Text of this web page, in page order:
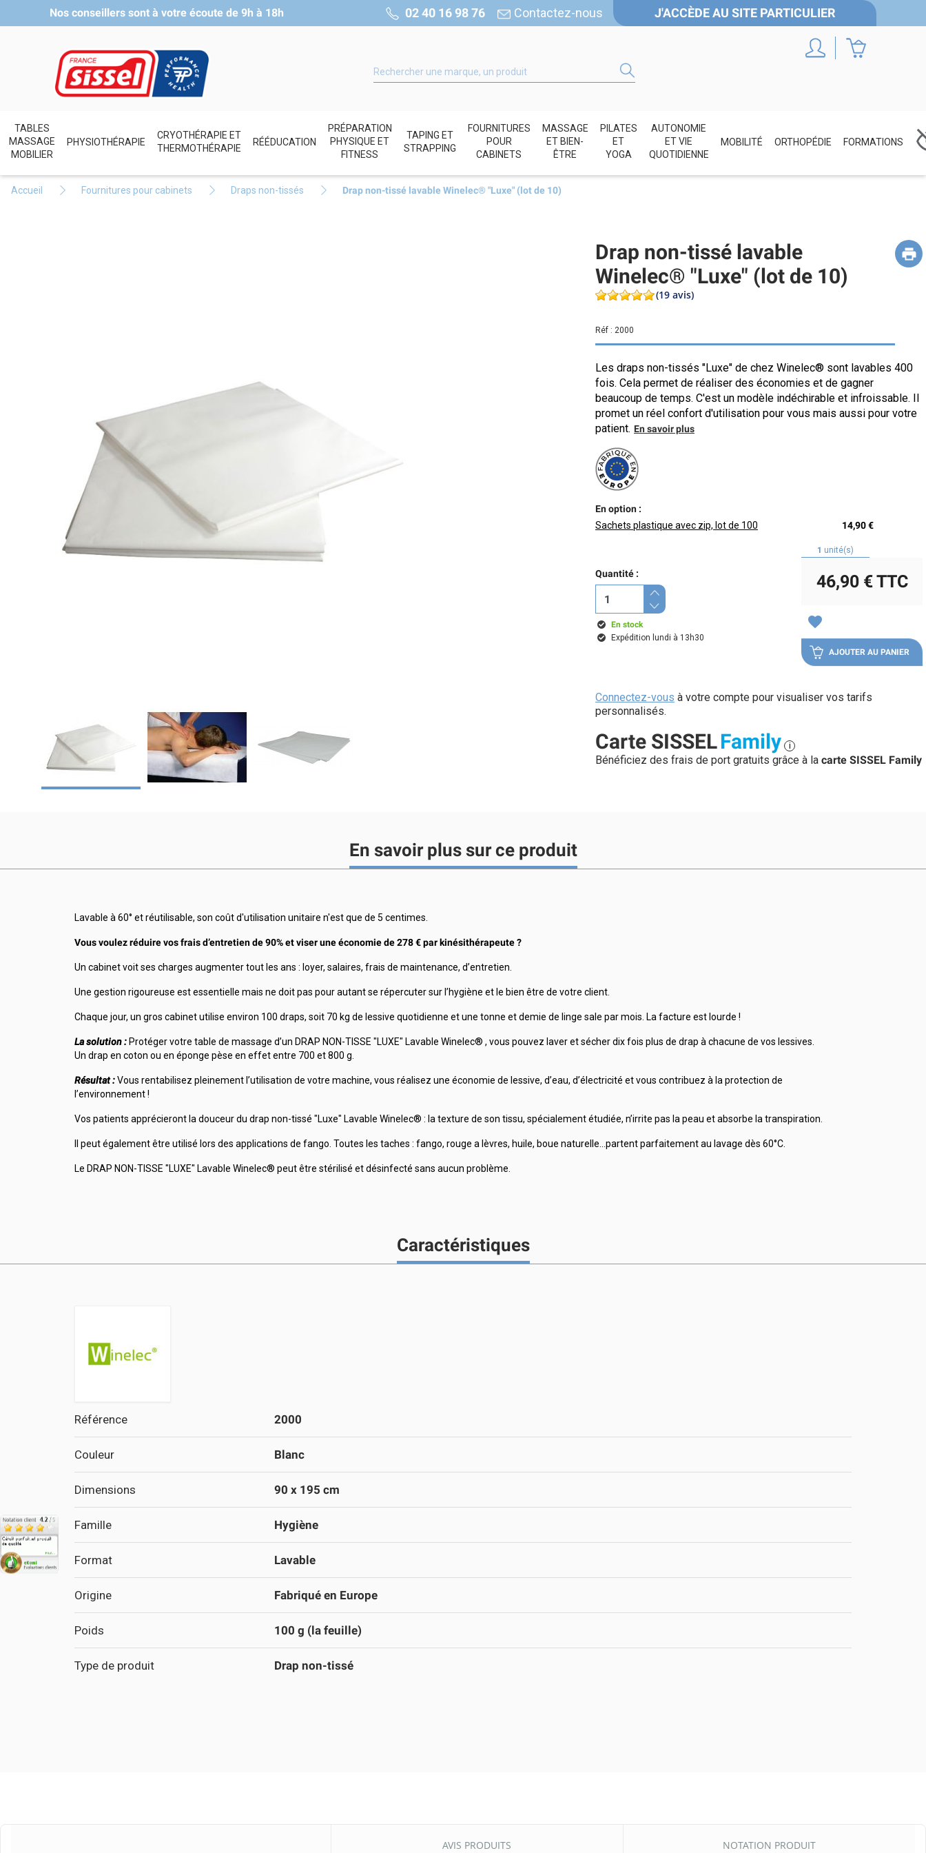
Nos conseillers sont à votre écoute de 9h à 18h 02 40 16 98 76 Contactez-nous J'ACCÈDE AU SITE PARTICULIER
TABLES
MASSAGE
MOBILIER
PHYSIOTHÉRAPIE
CRYOTHÉRAPIE ET
THERMOTHÉRAPIE
RÉÉDUCATION
PRÉPARATION
PHYSIQUE ET
FITNESS
TAPING ET
STRAPPING
FOURNITURES
POUR
CABINETS
MASSAGE
ET BIEN-
ÊTRE
PILATES
ET
YOGA
AUTONOMIE
ET VIE
QUOTIDIENNE
MOBILITÉ ORTHOPÉDIE FORMATIONS
Accueil Fournitures pour cabinets Draps non-tissés Drap non-tissé lavable Winelec® "Luxe" (lot de 10)
Drap non-tissé lavable
Winelec® "Luxe" (lot de 10)
(19 avis)
Réf : 2000
Les draps non-tissés "Luxe" de chez Winelec® sont lavables 400
fois. Cela permet de réaliser des économies et de gagner
beaucoup de temps. C'est un modèle indéchirable et infroissable. Il
promet un réel confort d'utilisation pour vous mais aussi pour votre
patient. En savoir plus
En option :
Sachets plastique avec zip, lot de 100
14,90 €
Quantité :
En stock
Expédition lundi à 13h30
1 unité(s)
46,90 €TTC
favorite
AJOUTER AU PANIER
Connectez-vous à votre compte pour visualiser vos tarifs
personnalisés.
Carte SISSELFamily i
Bénéficiez des frais de port gratuits grâce à la carte SISSEL Family
En savoir plus sur ce produit
Lavable à 60° et réutilisable, son coût d'utilisation unitaire n'est que de 5 centimes.
Vous voulez réduire vos frais d’entretien de 90% et viser une économie de 278 € par kinésithérapeute ?
Un cabinet voit ses charges augmenter tout les ans : loyer, salaires, frais de maintenance, d’entretien.
Une gestion rigoureuse est essentielle mais ne doit pas pour autant se répercuter sur l’hygiène et le bien être de votre client.
Chaque jour, un gros cabinet utilise environ 100 draps, soit 70 kg de lessive quotidienne et une tonne et demie de linge sale par mois. La facture est lourde !
La solution : Protéger votre table de massage d’un DRAP NON-TISSE "LUXE" Lavable Winelec® , vous pouvez laver et sécher dix fois plus de drap à chacune de vos lessives.
Un drap en coton ou en éponge pèse en effet entre 700 et 800 g.
Résultat :Vous rentabilisez pleinement l’utilisation de votre machine, vous réalisez une économie de lessive, d’eau, d’électricité et vous contribuez à la protection de
l’environnement !
Vos patients apprécieront la douceur du drap non-tissé "Luxe" Lavable Winelec® : la texture de son tissu, spécialement étudiée, n’irrite pas la peau et absorbe la transpiration.
Il peut également être utilisé lors des applications de fango. Toutes les taches : fango, rouge a lèvres, huile, boue naturelle…partent parfaitement au lavage dès 60°C.
Le DRAP NON-TISSE "LUXE" Lavable Winelec® peut être stérilisé et désinfecté sans aucun problème.
Caractéristiques
Référence 2000
Couleur Blanc
Dimensions 90 x 195 cm
Famille Hygiène
Format Lavable
Origine Fabriqué en Europe
Poids 100 g (la feuille)
Type de produit Drap non-tissé
AVIS PRODUITS NOTATION PRODUIT